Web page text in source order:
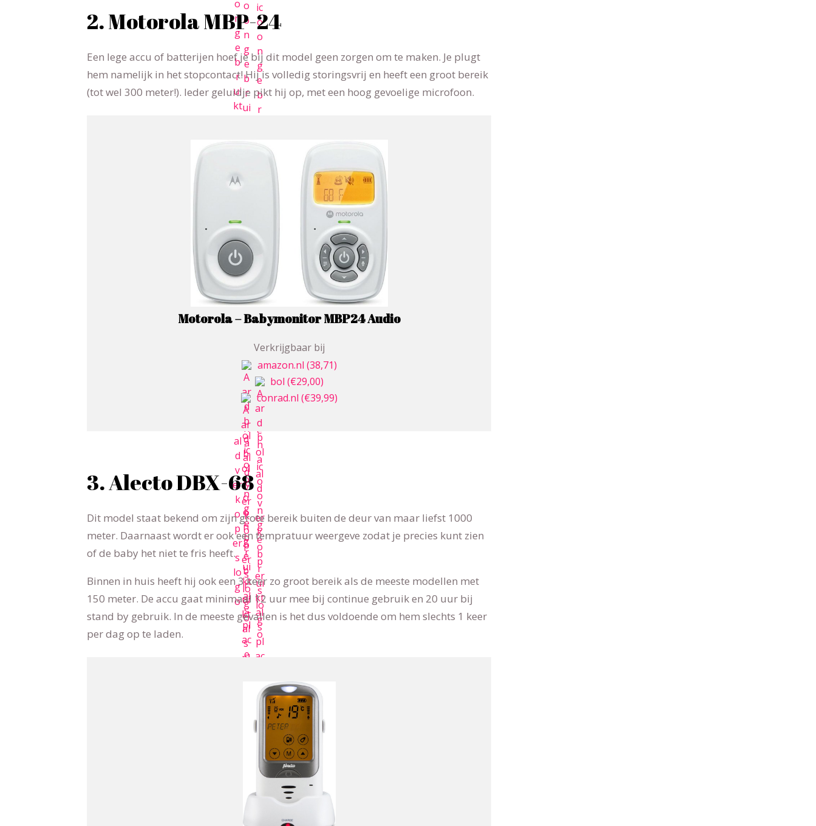
2. Motorola MBP-24
Een lege accu of batterijen hoef je bij dit model geen zorgen om te maken. Je plugt
hem namelijk in het stopcontact! Hij is volledig storingsvrij en heeft een groot bereik
(tot wel 300 meter!). Ieder geluidje pikt hij op, met een hoog gevoelige microfoon.
Motorola – Babymonitor MBP24 Audio
Verkrijgbaar bij
amazon.nl (38,71)
bol (€29,00)
conrad.nl (€39,99)
3. Alecto DBX-68
Dit model staat bekend om zijn grote bereik buiten de deur van maar liefst 1000
meter. Daarnaast wordt er ook een tempratuur weergeve zodat je precies kunt zien
of de baby het niet te fris heeft.
Binnen in huis heeft hij ook een 3 keer zo groot bereik als de meeste modellen met
150 meter. De accu gaat minimaal 12 uur mee bij continue gebruik en 20 uur bij
stand by gebruik. In de meeste gevallen is het dus voldoende om hem slechts 1 keer
per dag op te laden.